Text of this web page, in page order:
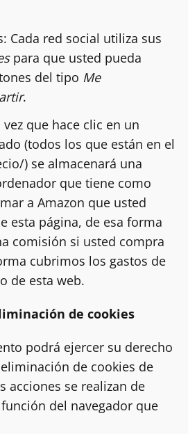
Cada red social utiliza sus
para que usted pueda
del tipo Me
.
vez que hace clic en un
(todos los que están en el
) se almacenará una
que tiene como
a Amazon que usted
esta página, de esa forma
comisión si usted compra
cubrimos los gastos de
de esta web.
de cookies
podrá ejercer su derecho
de cookies de
acciones se realizan de
del navegador que